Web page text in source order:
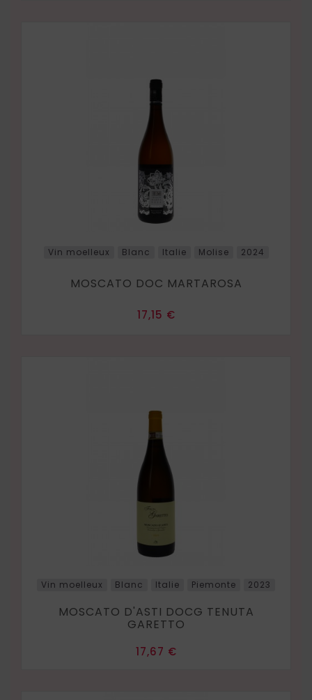
Vin moelleux Blanc Italie Molise 2024
MOSCATO DOC MARTAROSA
Prix
17,15 €
Vin moelleux Blanc Italie Piemonte 2023
MOSCATO D'ASTI DOCG TENUTA
GARETTO
Prix
17,67 €